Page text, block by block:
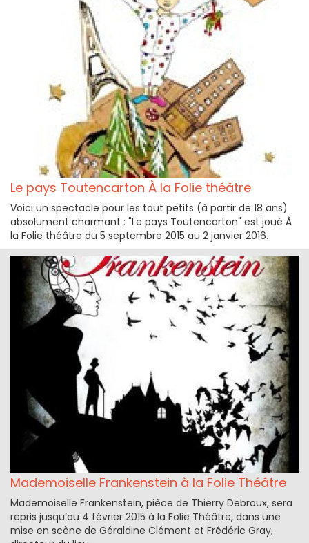
Le pays Toutencarton À la Folie théâtre
Voici un spectacle pour les tout petits (à partir de 18 ans)
absolument charmant : "Le pays Toutencarton" est joué À
la Folie théâtre du 5 septembre 2015 au 2 janvier 2016.
Mademoiselle Frankenstein à la Folie Théâtre
Mademoiselle Frankenstein, pièce de Thierry Debroux, sera
repris jusqu’au 4 février 2015 à la Folie Théâtre, dans une
mise en scène de Géraldine Clément et Frédéric Gray,